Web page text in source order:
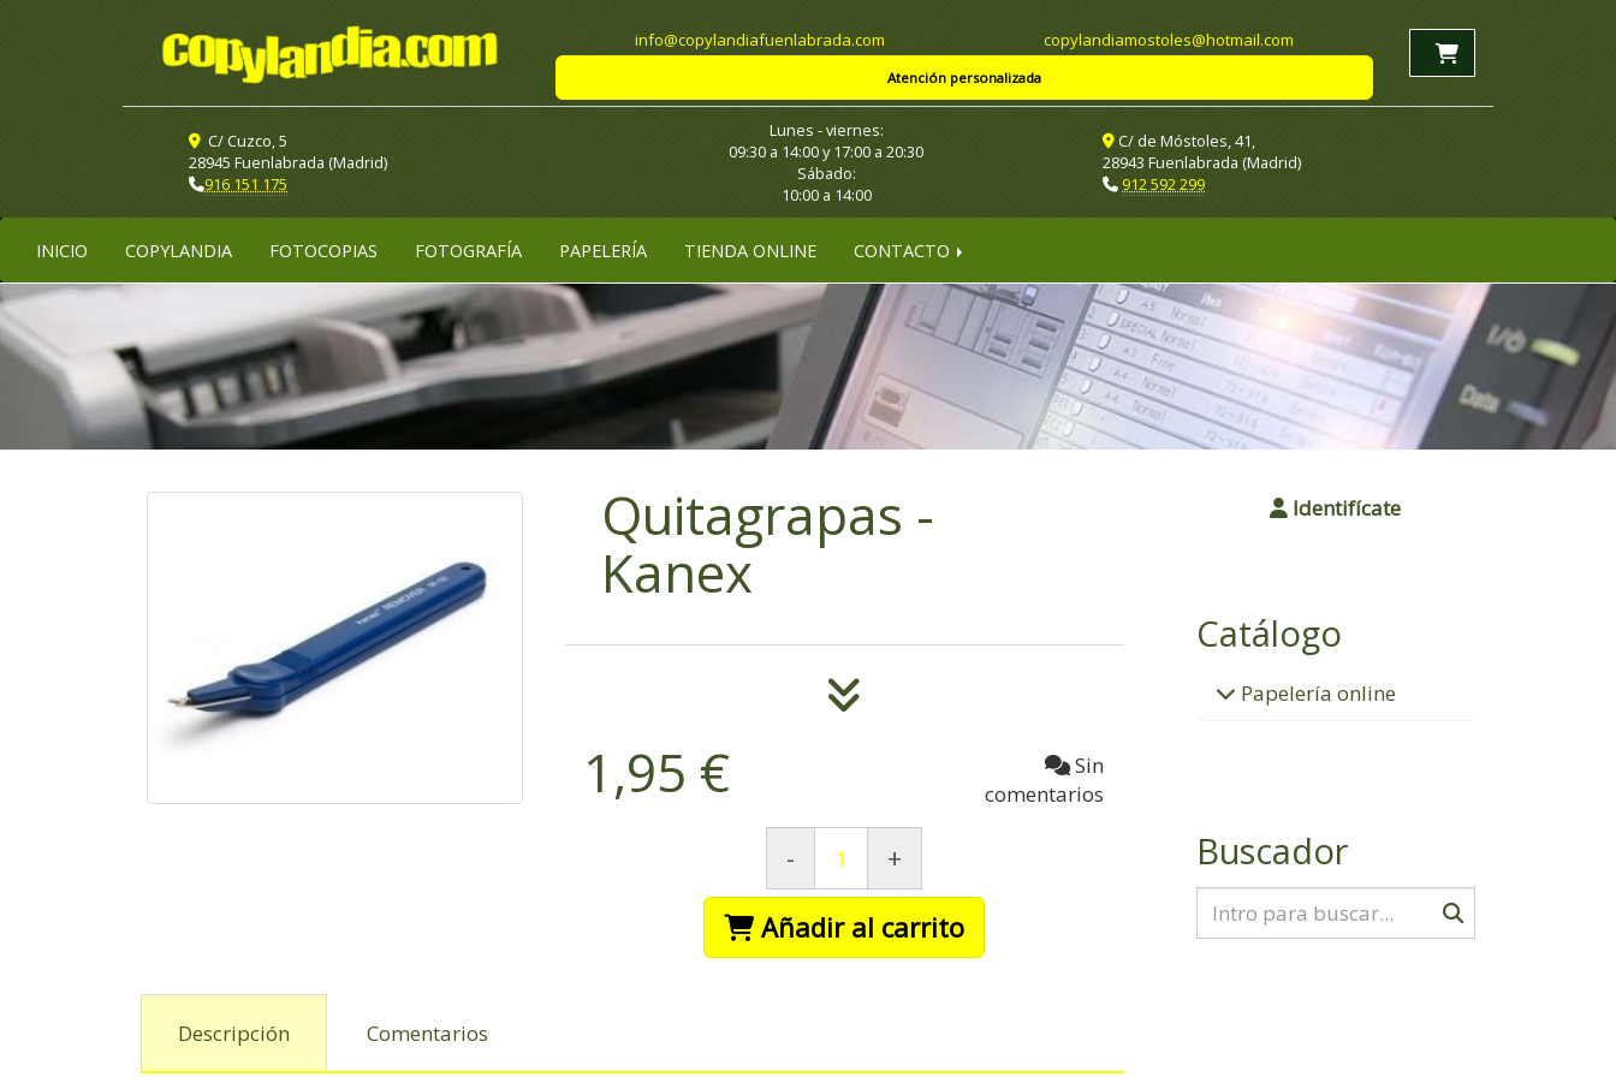
info copylandiafuenlabrada.com copylandiamostoles hotmail.com
Atención personalizada
C/ Cuzco, 5
28945 Fuenlabrada (Madrid)
916 151 175
Lunes - viernes:
09:30 a 14:00 y 17:00 a 20:30
Sábado:
10:00 a 14:00
C/ de Móstoles, 41,
28943 Fuenlabrada (Madrid)
912 592 299
INICIO COPYLANDIA FOTOCOPIAS FOTOGRAFÍA PAPELERÍA TIENDA ONLINE CONTACTO
Quitagrapas -
Kanex
1,95 €
Sin
comentarios
-
+
Añadir al carrito
Descripción Comentarios
Identifícate
Catálogo
Papelería online
Buscador